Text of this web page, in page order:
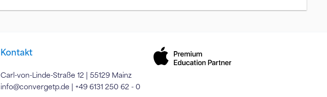
Kontakt
Carl-von-Linde-Straße 12 | 55129 Mainz
info@convergetp.de | +49 6131 250 62 - 0